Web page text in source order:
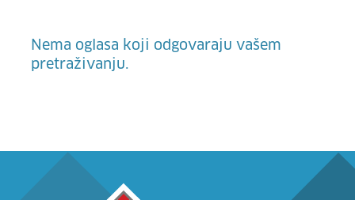
Nema oglasa koji odgovaraju vašem
pretraživanju.